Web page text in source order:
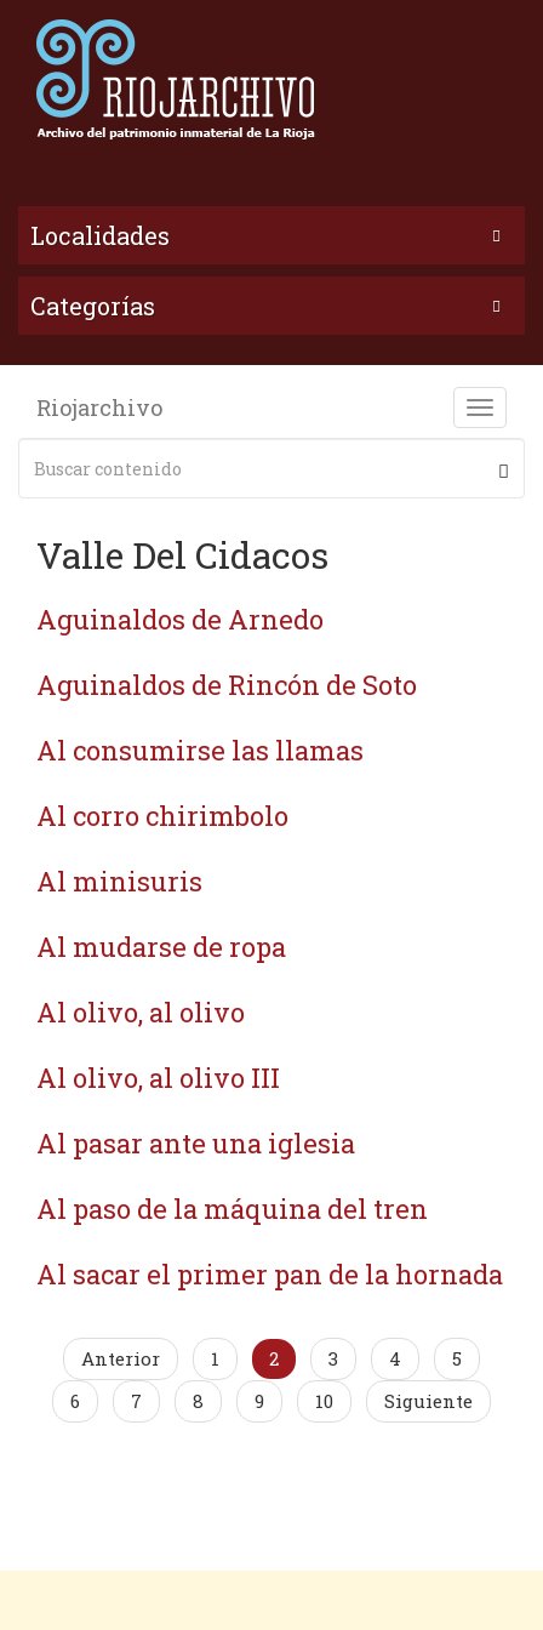
Localidades
Categorías
Toggle
Riojarchivo
Valle Del Cidacos
Aguinaldos de Arnedo
Aguinaldos de Rincón de Soto
Al consumirse las llamas
Al corro chirimbolo
Al minisuris
Al mudarse de ropa
Al olivo, al olivo
Al olivo, al olivo III
Al pasar ante una iglesia
Al paso de la máquina del tren
Al sacar el primer pan de la hornada
Anterior 1 2 3 4
5
6
7 8 9 10 Siguiente